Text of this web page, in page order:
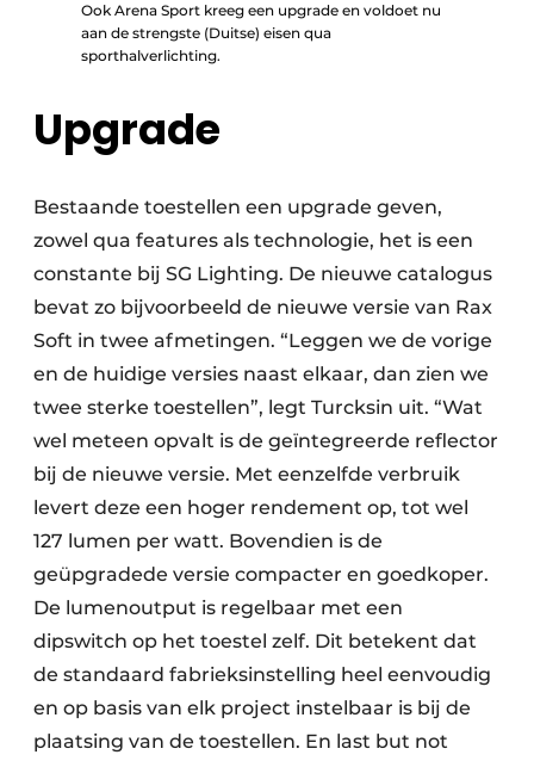
Ook Arena Sport kreeg een upgrade en voldoet nu
aan de strengste (Duitse) eisen qua
sporthalverlichting.
Upgrade
Bestaande toestellen een upgrade geven,
zowel qua features als technologie, het is een
constante bij SG Lighting. De nieuwe catalogus
bevat zo bijvoorbeeld de nieuwe versie van Rax
Soft in twee afmetingen. “Leggen we de vorige
en de huidige versies naast elkaar, dan zien we
twee sterke toestellen”, legt Turcksin uit. “Wat
wel meteen opvalt is de geïntegreerde reflector
bij de nieuwe versie. Met eenzelfde verbruik
levert deze een hoger rendement op, tot wel
127 lumen per watt. Bovendien is de
geüpgradede versie compacter en goedkoper.
De lumenoutput is regelbaar met een
dipswitch op het toestel zelf. Dit betekent dat
de standaard fabrieksinstelling heel eenvoudig
en op basis van elk project instelbaar is bij de
plaatsing van de toestellen. En last but not